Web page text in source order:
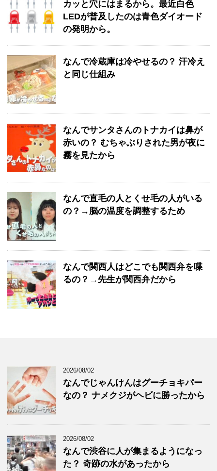
カッと穴にはまるから。最近白色
LEDが普及したのは青色ダイオード
の発明から。
なんで冷蔵庫は冷やせるの？ 汗冷え
と同じ仕組み
なんでサンタさんのトナカイは鼻が
赤いの？ むちゃぶりされた男が夜に
霧を見たから
なんで直毛の人とくせ毛の人がいる
の？→脳の温度を調整するため
なんで関西人はどこでも関西弁を喋
るの？→先生が関西弁だから
2026/08/02
なんでじゃんけんはグーチョキパー
なの？ ナメクジがヘビに勝ったから
2026/08/02
なんで渋谷に人が集まるようになっ
た？ 奇跡の水があったから